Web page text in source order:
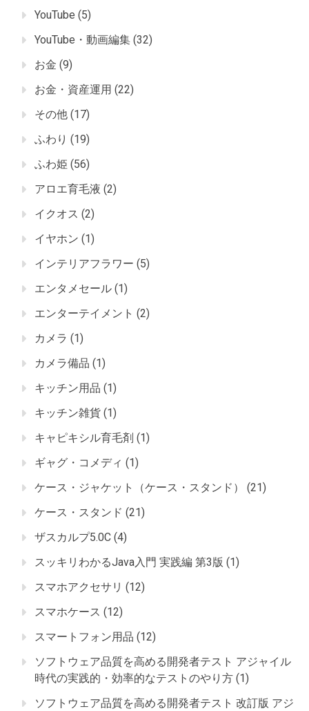
YouTube (5)
YouTube・動画編集 (32)
お金 (9)
お金・資産運用 (22)
その他 (17)
ふわり (19)
ふわ姫 (56)
アロエ育毛液 (2)
イクオス (2)
イヤホン (1)
インテリアフラワー (5)
エンタメセール (1)
エンターテイメント (2)
カメラ (1)
カメラ備品 (1)
キッチン用品 (1)
キッチン雑貨 (1)
キャピキシル育毛剤 (1)
ギャグ・コメディ (1)
ケース・ジャケット（ケース・スタンド）
(21)
ケース・スタンド (21)
ザスカルプ5.0C (4)
スッキリわかるJava入門 実践編 第3版 (1)
スマホアクセサリ (12)
スマホケース (12)
スマートフォン用品 (12)
ソフトウェア品質を高める開発者テスト アジャイル
時代の実践的・効率的なテストのやり方 (1)
ソフトウェア品質を高める開発者テスト 改訂版 アジ